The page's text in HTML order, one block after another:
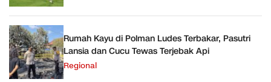
Rumah Kayu di Polman Ludes Terbakar, Pasutri
Lansia dan Cucu Tewas Terjebak Api
Regional